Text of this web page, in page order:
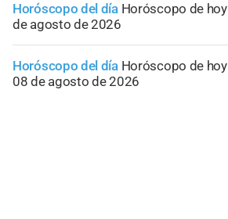
Horóscopo del día Horóscopo de
de agosto de 2026
Horóscopo del día Horóscopo de
08 de agosto de 2026